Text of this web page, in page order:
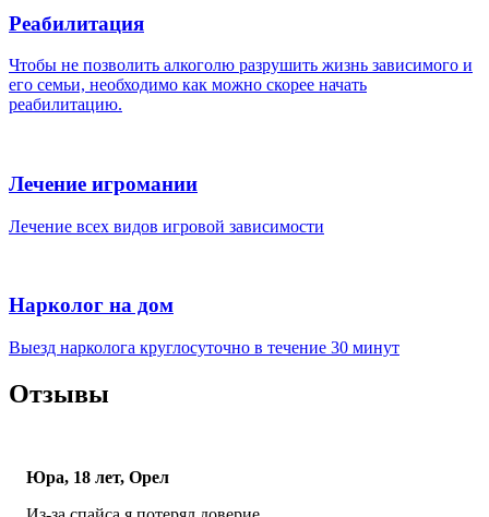
Реабилитация
Чтобы не позволить алкоголю разрушить жизнь зависимого и
его семьи, необходимо как можно скорее начать
реабилитацию.
Лечение игромании
Лечение всех видов игровой зависимости
Нарколог на дом
Выезд нарколога круглосуточно в течение 30 минут
Отзывы
Юра, 18 лет, Орел